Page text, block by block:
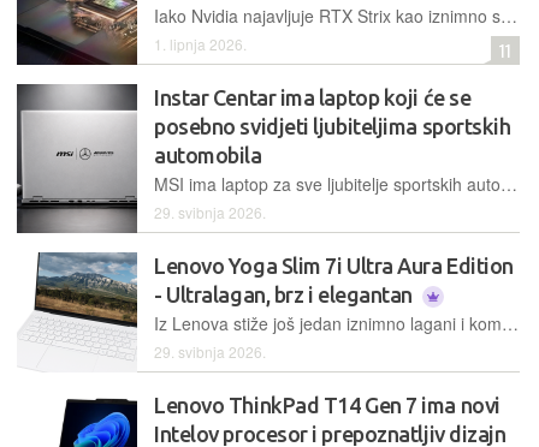
Iako Nvidia najavljuje RTX Strix kao iznimno snažan i učinkovit PC čip, nisu otkrili cijene niti predstavili konkretne testove performansi
1. lipnja 2026. 11
Instar Centar ima laptop koji će se
posebno svidjeti ljubiteljima sportskih
automobila
MSI ima laptop za sve ljubitelje sportskih automobila koji se može kupiti i u Instaru po promotivnoj cijeni od 2.099 eura
29. svibnja 2026.
Lenovo Yoga Slim 7i Ultra Aura Edition
- Ultralagan, brz i elegantan
Iz Lenova stiže još jedan iznimno lagani i kompaktni laptop temeljen na novoj generaciji Intelovih procesora Panther Lake, ovaj puta pod okriljem poznate i priznate obitelji Yoga. Atraktivan dizajn, masa ispod jednog kilograma i OLED ekran – kako odoljeti?
29. svibnja 2026.
Lenovo ThinkPad T14 Gen 7 ima novi
Intelov procesor i prepoznatljiv dizajn